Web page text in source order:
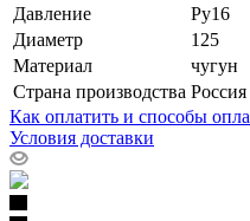
Давление
Ру16
Диаметр
125
Материал
чугун
Страна производства Россия
Как оплатить и способы
Условия доставки